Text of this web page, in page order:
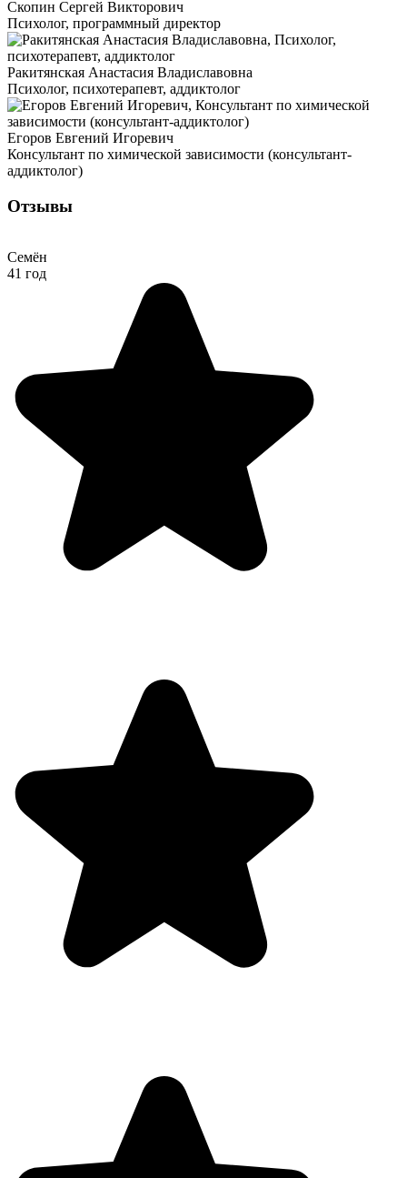
Скопин Сергей Викторович
Психолог, программный директор
Ракитянская Анастасия Владиславовна
Психолог, психотерапевт, аддиктолог
Егоров Евгений Игоревич
Консультант по химической зависимости (консультант-
аддиктолог)
Отзывы
Семён
41 год